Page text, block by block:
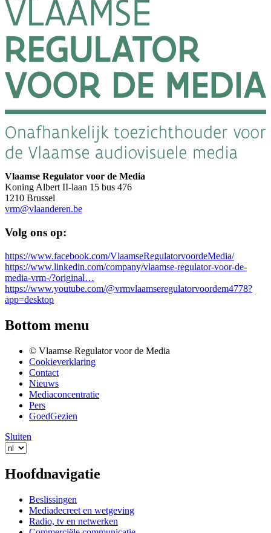
Vlaamse Regulator voor de Media
Koning Albert II-laan 15 bus 476
1210 Brussel
vrm@vlaanderen.be
Volg ons op:
https://www.facebook.com/VlaamseRegulatorvoordeMedia/
https://www.linkedin.com/company/vlaamse-regulator-voor-de-
media-vrm-/?original…
https://www.youtube.com/@vrmvlaamseregulatorvoordem4778?
app=desktop
Bottom menu
© Vlaamse Regulator voor de Media
Cookieverklaring
Contact
Nieuws
Mediaconcentratie
Pers
GoedGezien
Sluiten
Hoofdnavigatie
Beslissingen
Mediadecreet en wetgeving
Radio, tv en netwerken